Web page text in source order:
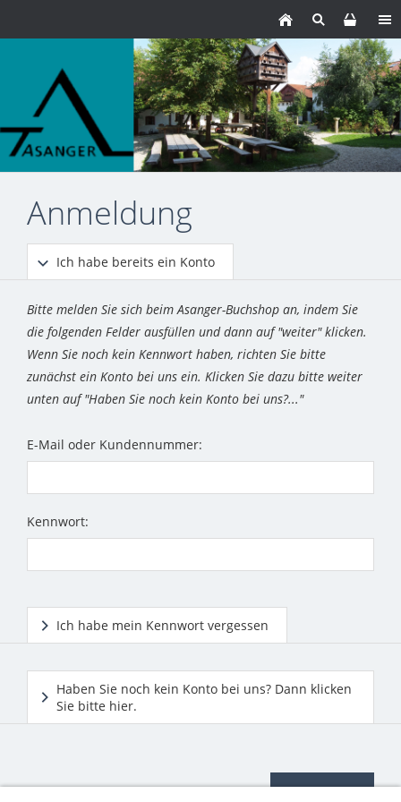
Anmeldung
Ich habe bereits ein Konto
Bitte melden Sie sich beim Asanger-Buchshop an, indem Sie
die folgenden Felder ausfüllen und dann auf "weiter" klicken.
Wenn Sie noch kein Kennwort haben, richten Sie bitte
zunächst ein Konto bei uns ein. Klicken Sie dazu bitte weiter
unten auf "Haben Sie noch kein Konto bei uns?..."
E-Mail oder Kundennummer:
Kennwort:
Ich habe mein Kennwort vergessen
Haben Sie noch kein Konto bei uns? Dann klicken
Sie bitte hier.